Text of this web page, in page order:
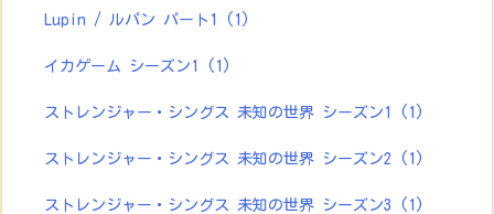
Lupin / ルパン パート1 (1)
イカゲーム シーズン1 (1)
ストレンジャー・シングス 未知の世界 シーズン1 (1)
ストレンジャー・シングス 未知の世界 シーズン2 (1)
ストレンジャー・シングス 未知の世界 シーズン3 (1)